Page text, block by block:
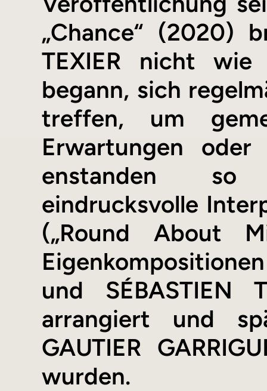
„Chance“ (2020)
TEXIER nicht
begann, sich
treffen, um
Erwartungen
enstanden so
eindrucksvolle
(„Round About
und SÉBASTIEN
arrangiert und
GAUTIER
wurden.